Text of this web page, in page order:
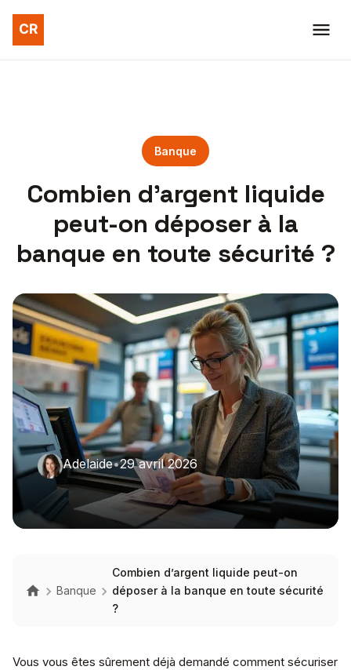
Banque
Combien d’argent liquide
peut-on déposer à la
banque en toute sécurité ?
Adelaide•29 avril 2026
Banque
Combien d’argent liquide peut-on
déposer à la banque en toute sécurité
?
Vous vous êtes sûrement déjà demandé comment sécuriser